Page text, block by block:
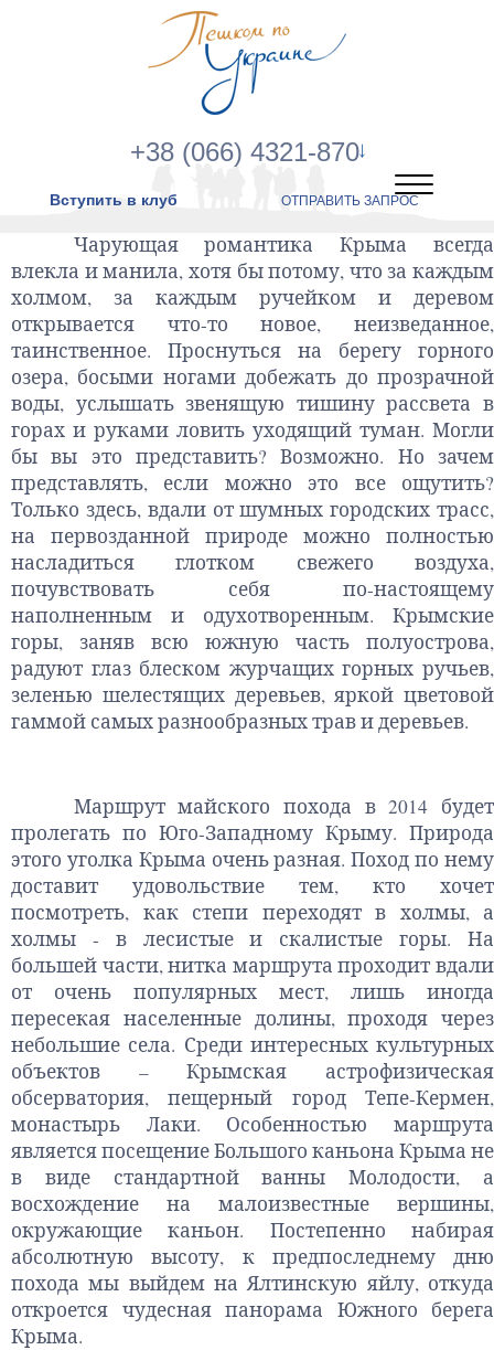
+38 (066) 4321-870
Вступить в клуб ОТПРАВИТЬ ЗАПРОС
Чарующая романтика Крыма всегда
влекла и манила, хотя бы потому, что за каждым
холмом, за каждым ручейком и деревом
открывается что-то новое, неизведанное,
таинственное. Проснуться на берегу горного
озера, босыми ногами добежать до прозрачной
воды, услышать звенящую тишину рассвета в
горах и руками ловить уходящий туман. Могли
бы вы это представить? Возможно. Но зачем
представлять, если можно это все ощутить?
Только здесь, вдали от шумных городских трасс,
на первозданной природе можно полностью
насладиться глотком свежего воздуха,
почувствовать себя по-настоящему
наполненным и одухотворенным. Крымские
горы, заняв всю южную часть полуострова,
радуют глаз блеском журчащих горных ручьев,
зеленью шелестящих деревьев, яркой цветовой
гаммой самых разнообразных трав и деревьев.
Маршрут майского похода в 2014 будет
пролегать по Юго-Западному Крыму. Природа
этого уголка Крыма очень разная. Поход по нему
доставит удовольствие тем, кто хочет
посмотреть, как степи переходят в холмы, а
холмы - в лесистые и скалистые горы. На
большей части, нитка маршрута проходит вдали
от очень популярных мест, лишь иногда
пересекая населенные долины, проходя через
небольшие села. Среди интересных культурных
объектов – Крымская астрофизическая
обсерватория, пещерный город Тепе-Кермен,
монастырь Лаки. Особенностью маршрута
является посещение Большого каньона Крыма не
в виде стандартной ванны Молодости, а
восхождение на малоизвестные вершины,
окружающие каньон. Постепенно набирая
абсолютную высоту, к предпоследнему дню
похода мы выйдем на Ялтинскую яйлу, откуда
откроется чудесная панорама Южного берега
Крыма.